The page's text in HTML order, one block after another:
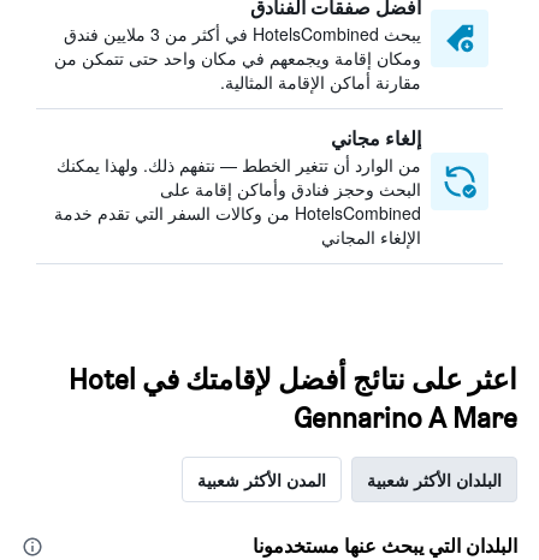
أفضل صفقات الفنادق
يبحث HotelsCombined في أكثر من 3 ملايين فندق
ومكان إقامة ويجمعهم في مكان واحد حتى تتمكن من
مقارنة أماكن الإقامة المثالية.
إلغاء مجاني
من الوارد أن تتغير الخطط — نتفهم ذلك. ولهذا يمكنك
البحث وحجز فنادق وأماكن إقامة على
HotelsCombined من وكالات السفر التي تقدم خدمة
الإلغاء المجاني
اعثر على نتائج أفضل لإقامتك في Hotel
Gennarino A Mare
البلدان الأكثر شعبية المدن الأكثر شعبية
البلدان التي يبحث عنها مستخدمونا